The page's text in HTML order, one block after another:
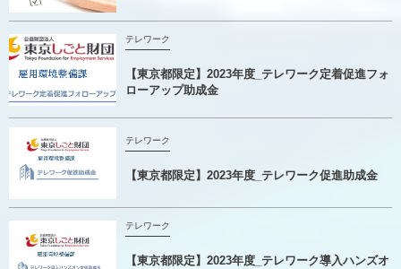
テレワーク
【東京都限定】2023年度_テレワーク定着促進フォ
ローアップ助成金
テレワーク
【東京都限定】2023年度_テレワーク促進助成金
テレワーク
【東京都限定】2023年度_テレワーク導入ハンズオ